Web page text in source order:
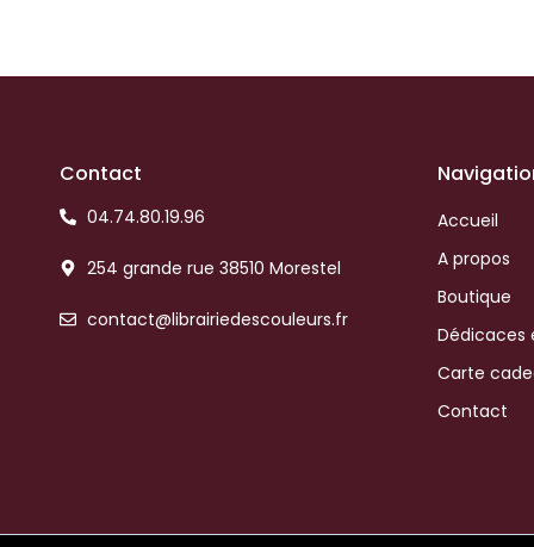
Contact
04.74.80.19.96
254 grande rue 38510 Morestel
contact@librairiedescouleurs.fr
Accueil
A propos
Boutique
Dédicaces
Carte
Contact